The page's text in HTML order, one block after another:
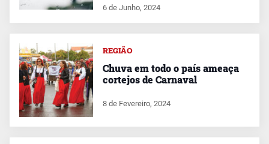
6 de Junho, 2024
REGIÃO
Chuva em todo o país ameaça
cortejos de Carnaval
8 de Fevereiro, 2024